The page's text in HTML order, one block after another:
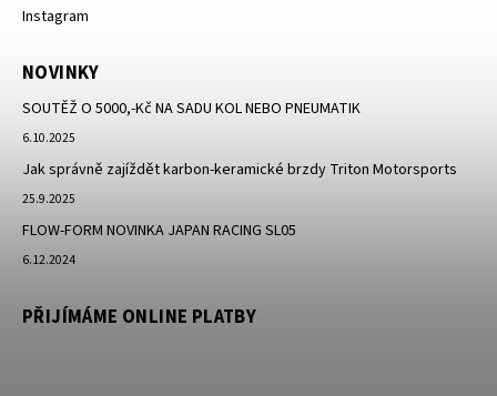
Instagram
NOVINKY
SOUTĚŽ O 5000,-Kč NA SADU KOL NEBO PNEUMATIK
6.10.2025
Jak správně zajíždět karbon-keramické brzdy Triton Motorsports
25.9.2025
FLOW-FORM NOVINKA JAPAN RACING SL05
6.12.2024
PŘIJÍMÁME ONLINE PLATBY